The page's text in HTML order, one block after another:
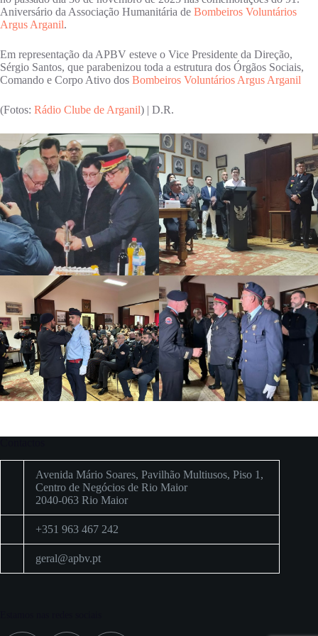
Aniversário da Associação Humanitária de Bombeiros Voluntários
Argus Arganil.
Em representação da APBV esteve o Vice Presidente da Direção,
Sérgio Santos, que parabenizou toda a estrutura dos Órgãos Sociais,
Comando e Corpo Ativo dos Bombeiros Voluntários Argus Arganil
(Fotos: Rádio Clube de Arganil) | D.R.
Avenida Mário Soares, Pavilhão Multiusos, Piso 1,
Centro de Negócios de Rio Maior
2040-063 Rio Maior
+351 963 467 242
geral@apbv.pt